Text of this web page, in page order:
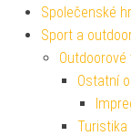
Společenské
Sport a
Outdoorové
Ostatní
Turistika